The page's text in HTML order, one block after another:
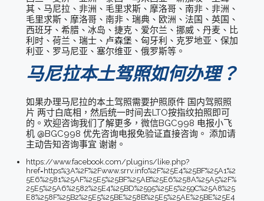
其、马尼拉、非洲、毛里求斯、摩洛哥、南非、非洲、
毛里求斯、摩洛哥、南非、瑞典、欧洲、法国、英国、
西班牙、希腊、冰岛、捷克、爱尔兰、挪威、丹麦、比
利时、荷兰、瑞士、卢森堡、匈牙利、克罗地亚、保加
利亚、罗马尼亚、塞尔维亚、俄罗斯等。
马尼拉本土驾照如何办理？
如果办理马尼拉的本土驾照需要护照原件 国内驾照照
片 两寸白底相，然后统一时间去LTO按指纹拍照即可
的。欢迎咨询我们了解更多，微信BGC998 电报小飞
机 @BGC998 优先咨询电报免验证直接咨询。 添加请
主动告知咨询事宜 谢谢。
https://www.facebook.com/plugins/like.php?
href=https%3A%2F%2Fwww.srrv.info%2F%25E4%25BF%25A1%2
5E6%2581%25AF%25E5%25BF%25AB%25E6%258A%25A5%2F%
25E5%25A6%2582%25E4%25BD%2595%25E5%259C%25A8%25
E8%258F%25B2%25E5%25BE%258B%25E5%25AE%25BE%25E4